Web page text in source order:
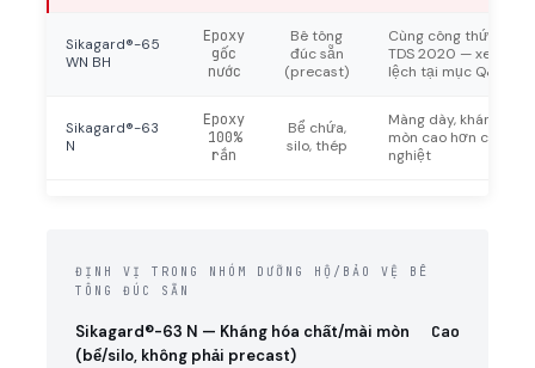
Sikagard®-65
WN BH
Epoxy
gốc
nước
Bê tông
đúc sẵn
(precast)
Cùng công thức cốt
TDS 2020 — xem chi
lệch tại mục Q&A
Sikagard®-63
N
Epoxy
100%
rắn
Bể chứa,
silo, thép
Màng dày, kháng
mòn cao hơn cho
nghiệt
ĐỊNH VỊ TRONG NHÓM DƯỠNG HỘ/BẢO VỆ BÊ
TÔNG ĐÚC SẴN
Sikagard®-63 N — Kháng hóa chất/mài mòn
(bể/silo, không phải precast)
Cao